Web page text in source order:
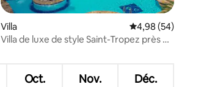
Villa Évaluation moyenne
4,98 (54)
Villa de luxe de style Saint-Tropez près de
Oct. Nov. Déc.